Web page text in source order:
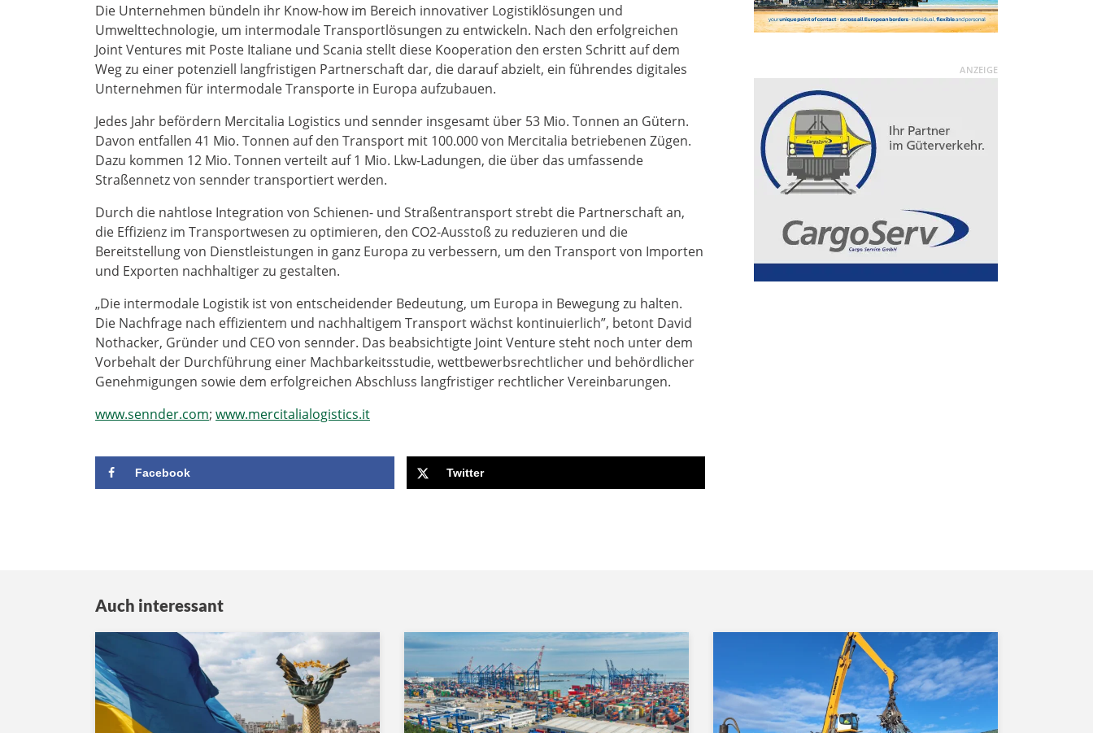
Die Unternehmen bündeln ihr Know-how im Bereich innovativer Logistiklösungen und
Umwelttechnologie, um intermodale Transportlösungen zu entwickeln. Nach den erfolgreichen
Joint Ventures mit Poste Italiane und Scania stellt diese Kooperation den ersten Schritt auf dem
Weg zu einer potenziell langfristigen Partnerschaft dar, die darauf abzielt, ein führendes digitales
Unternehmen für intermodale Transporte in Europa aufzubauen.
Jedes Jahr befördern Mercitalia Logistics und sennder insgesamt über 53 Mio. Tonnen an Gütern.
Davon entfallen 41 Mio. Tonnen auf den Transport mit 100.000 von Mercitalia betriebenen Zügen.
Dazu kommen 12 Mio. Tonnen verteilt auf 1 Mio. Lkw-Ladungen, die über das umfassende
Straßennetz von sennder transportiert werden.
Durch die nahtlose Integration von Schienen- und Straßentransport strebt die Partnerschaft an,
die Effizienz im Transportwesen zu optimieren, den CO2-Ausstoß zu reduzieren und die
Bereitstellung von Dienstleistungen in ganz Europa zu verbessern, um den Transport von Importen
und Exporten nachhaltiger zu gestalten.
„Die intermodale Logistik ist von entscheidender Bedeutung, um Europa in Bewegung zu halten.
Die Nachfrage nach effizientem und nachhaltigem Transport wächst kontinuierlich”, betont David
Nothacker, Gründer und CEO von sennder. Das beabsichtigte Joint Venture steht noch unter dem
Vorbehalt der Durchführung einer Machbarkeitsstudie, wettbewerbsrechtlicher und behördlicher
Genehmigungen sowie dem erfolgreichen Abschluss langfristiger rechtlicher Vereinbarungen.
www.sennder.com; www.mercitalialogistics.it
Facebook Twitter
ANZEIGE
Auch interessant